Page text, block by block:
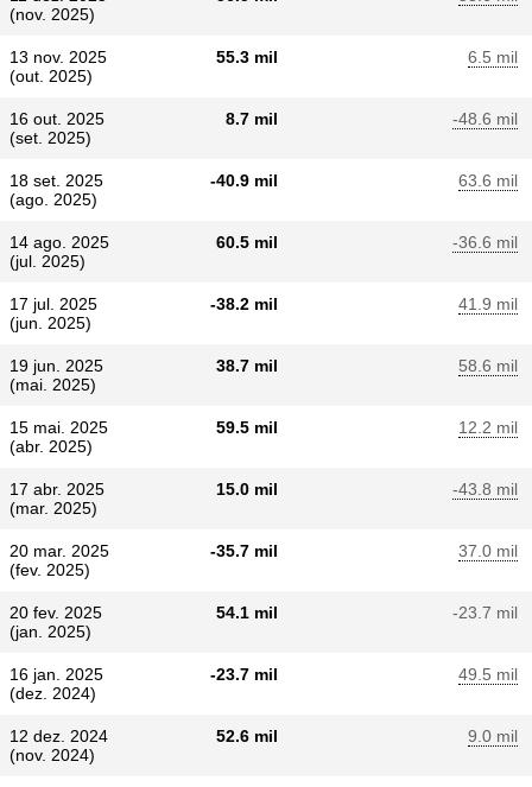
(nov. 2025)
13 nov. 2025
(out. 2025)
55.3 mil 6.5 mil
16 out. 2025
(set. 2025)
8.7 mil -48.6 mil
18 set. 2025
(ago. 2025)
-40.9 mil 63.6 mil
14 ago. 2025
(jul. 2025)
60.5 mil -36.6 mil
17 jul. 2025
(jun. 2025)
-38.2 mil 41.9 mil
19 jun. 2025
(mai. 2025)
38.7 mil 58.6 mil
15 mai. 2025
(abr. 2025)
59.5 mil 12.2 mil
17 abr. 2025
(mar. 2025)
15.0 mil -43.8 mil
20 mar. 2025
(fev. 2025)
-35.7 mil 37.0 mil
20 fev. 2025
(jan. 2025)
54.1 mil -23.7 mil
16 jan. 2025
(dez. 2024)
-23.7 mil 49.5 mil
12 dez. 2024
(nov. 2024)
52.6 mil 9.0 mil